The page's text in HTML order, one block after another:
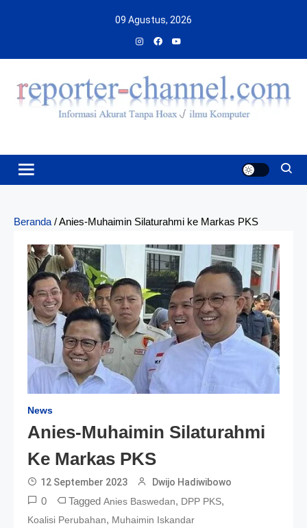
09 Agustus, 2026
Beranda /Anies-Muhaimin Silaturahmi ke Markas PKS
News
Anies-Muhaimin Silaturahmi
Ke Markas PKS
12 September 2023 Dwijo Hadiwibowo
0 Tagged Anies Baswedan, DPP PKS,
Koalisi Perubahan, Muhaimin Iskandar